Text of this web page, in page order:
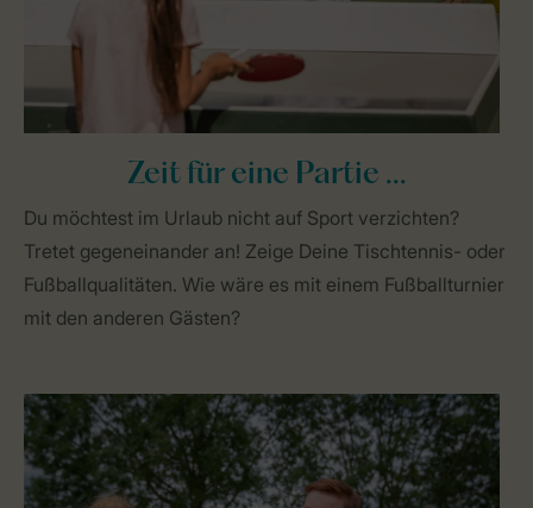
Zeit für eine Partie ...
Du möchtest im Urlaub nicht auf Sport verzichten?
Tretet gegeneinander an! Zeige Deine Tischtennis- oder
Fußballqualitäten. Wie wäre es mit einem Fußballturnier
mit den anderen Gästen?